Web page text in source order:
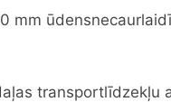
mm
transportlīdzekļu